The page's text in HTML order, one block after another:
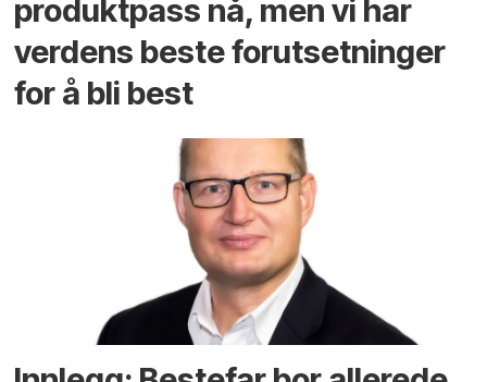
produktpass nå, men vi har
verdens beste forutsetninger
for å bli best